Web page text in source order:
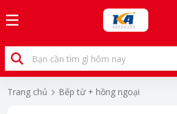
Trang chủ Bếp từ + hồng ngoại